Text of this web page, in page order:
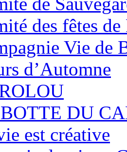
des fêtes
Vie de
d’Automne
DU
est créative